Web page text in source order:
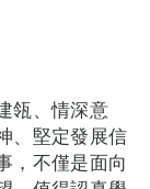
瓴、情深意
、堅定發展信
，不僅是面向